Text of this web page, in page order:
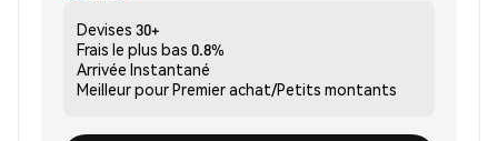
Devises 30+
Frais le plus bas 0.8%
Arrivée Instantané
Meilleur pourPremier achat/Petits montants